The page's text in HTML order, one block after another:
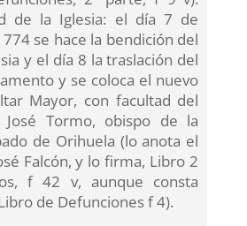
de la Iglesia: el día 7 de
se hace la bendición del
y el día 8 la traslación del
y se coloca el nuevo
Mayor, con facultad del
Tormo, obispo de la
de Orihuela (lo anota el
Falcón, y lo firma, Libro 2
f 42 v, aunque consta
de Defunciones f 4).